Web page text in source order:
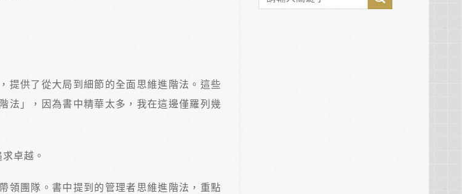
提供了從大局到細節的全面思維進階法。這些
法」，因為書中精華太多，我在這邊僅羅列幾
卓越。
領團隊。書中提到的管理者思維進階法，重點